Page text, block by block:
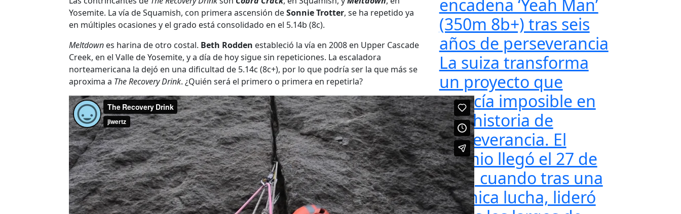
Yosemite. La vía de Squamish, con primera ascensión deSonnie Trotter, se ha repetido ya
en múltiples ocasiones y el grado está consolidado en el 5.14b (8c).
Meltdown es harina de otro costal. Beth Rodden estableció la vía en 2008 en Upper Cascade
Creek, en el Valle de Yosemite, y a día de hoy sigue sin repeticiones. La escaladora
norteamericana la dejó en una dificultad de 5.14c (8c+), por lo que podría ser la que más se
aproxima a The Recovery Drink. ¿Quién será el primero o primera en repetirla?
encadena ‘Yeah Man’
(350m 8b+) tras seis
años de perseverancia
La suiza transforma
un proyecto que
parecía imposible en
una historia de
perseverancia. El
premio llegó el 27 de
julio, cuando tras una
agónica lucha, lideró